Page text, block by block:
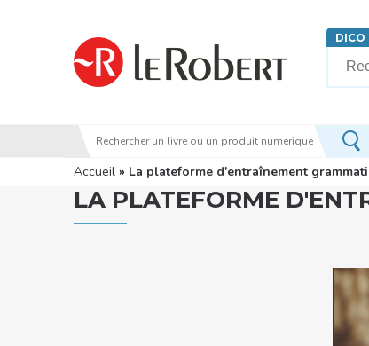
DICO
Vous êtes ici
Accueil » La plateforme d'entraînement
LA PLATEFORME